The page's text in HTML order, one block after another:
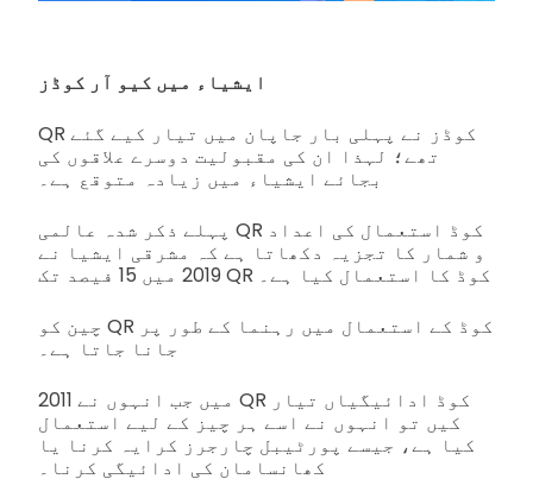
ایشیاء میں کیو آر کوڈز
QR کوڈز نے پہلی بار جاپان میں تیار کیے گئے
تھے؛ لہذا ان کی مقبولیت دوسرے علاقوں کی
بجائے ایشیاء میں زیادہ متوقع ہے۔
پہلے ذکر شدہ عالمی QR کوڈ استعمال کی اعداد
و شمار کا تجزیہ دکھاتا ہے کہ مشرقی ایشیا نے
2019 میں 15 فیصد تک QR کوڈ کا استعمال کیا ہے۔
چین کو QR کوڈ کے استعمال میں رہنما کے طور پر
جانا جاتا ہے۔
2011 میں جب انہوں نے QR کوڈ ادائیگیاں تیار
کیں تو انہوں نے اسے ہر چیز کے لیے استعمال
کیا ہے، جیسے پورٹیبل چارجرز کرایہ کرنا یا
کھانسامان کی ادائیگی کرنا۔